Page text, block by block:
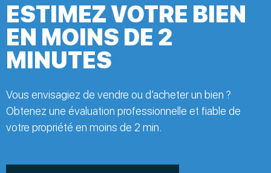
ESTIMEZ VOTRE BIEN
EN MOINS DE 2
MINUTES
Vous envisagiez de vendre ou d’acheter un bien ?
Obtenez une évaluation professionnelle et fiable de
votre propriété en moins de 2 min.